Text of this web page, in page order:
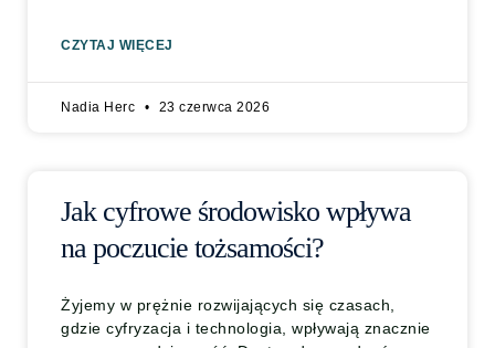
CZYTAJ WIĘCEJ
Nadia Herc 23 czerwca 2026
Jak cyfrowe środowisko wpływa
na poczucie tożsamości?
Żyjemy w prężnie rozwijających się czasach,
gdzie cyfryzacja i technologia, wpływają znacznie